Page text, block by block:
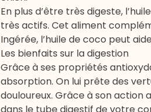
En plus d’être très digeste,
très actifs. Cet aliment
Ingérée, l’huile de coco peut
Les bienfaits sur la digestion
Grâce à ses propriétés
absorption. On lui prête des
douloureux. Grâce à son
dans le tube digestif de votre